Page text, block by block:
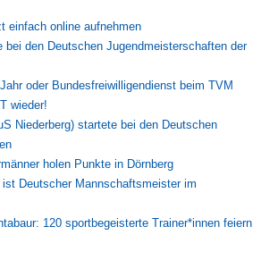
einfach online aufnehmen
bei den Deutschen Jugendmeisterschaften der
oder Bundesfreiwilligendienst beim TVM
wieder!
Niederberg) startete bei den Deutschen
holen Punkte in Dörnberg
Deutscher Mannschaftsmeister im
120 sportbegeisterte Trainer*innen feiern